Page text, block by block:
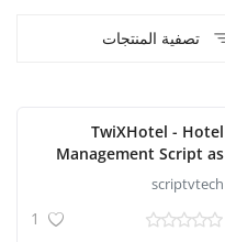
تصفية المنتجات
TwiXHotel - Hotel
Management Script as
SAAS
scriptvtech